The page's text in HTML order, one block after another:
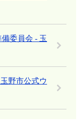
委員会 - 玉
野市公式ウ